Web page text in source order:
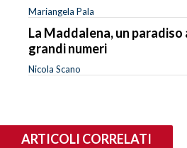
Mariangela Pala
La Maddalena, un
grandi numeri
Nicola Scano
ARTICOLI CORRELATI